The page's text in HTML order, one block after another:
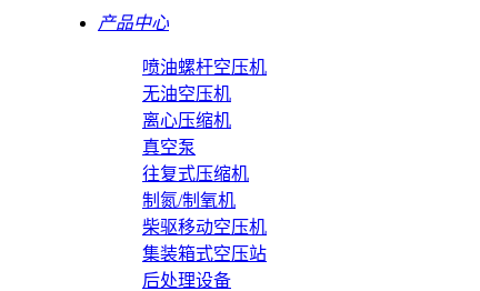
产品中心
喷油螺杆空压机
无油空压机
离心压缩机
真空泵
往复式压缩机
制氮/制氧机
柴驱移动空压机
集装箱式空压站
后处理设备